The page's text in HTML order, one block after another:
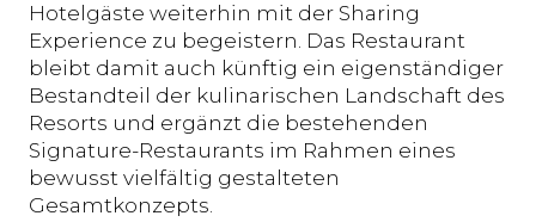
Hotelgäste weiterhin mit der Sharing
Experience zu begeistern. Das Restaurant
bleibt damit auch künftig ein eigenständiger
Bestandteil der kulinarischen Landschaft des
Resorts und ergänzt die bestehenden
Signature-Restaurants im Rahmen eines
bewusst vielfältig gestalteten
Gesamtkonzepts.